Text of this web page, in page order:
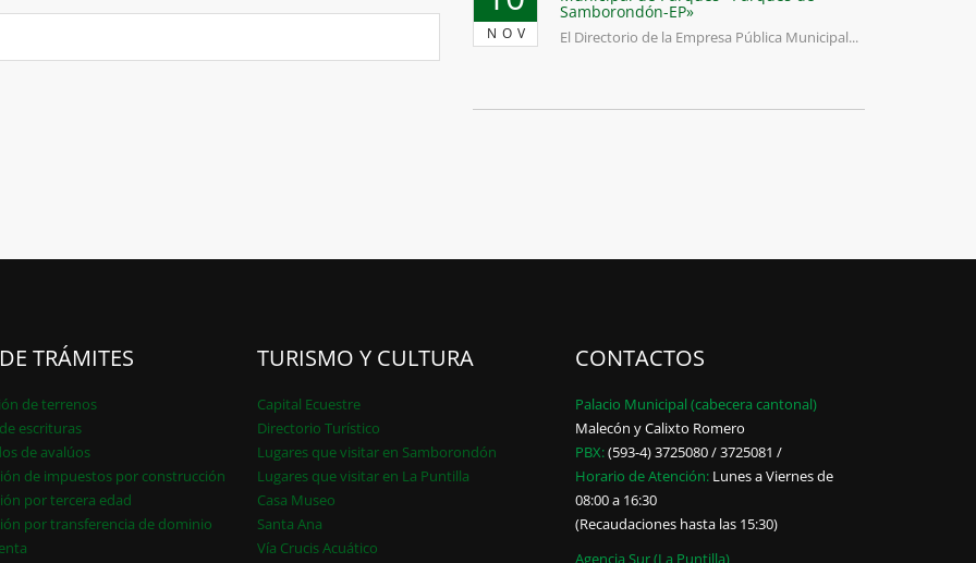
NOV
Samborondón-EP»
El Directorio de la Empresa Pública Municipal...
TRÁMITES
de terrenos
escrituras
de avalúos
de impuestos por construcción
por tercera edad
por transferencia de dominio
TURISMO Y CULTURA
Capital Ecuestre
Directorio Turístico
Lugares que visitar en Samborondón
Lugares que visitar en La Puntilla
Casa Museo
Santa Ana
Vía Crucis Acuático
CONTACTOS
Palacio Municipal (cabecera cantonal)
Malecón y Calixto Romero
PBX:(593-4) 3725080 / 3725081 /
Horario de Atención:Lunes a Viernes de
08:00 a 16:30
(Recaudaciones hasta las 15:30)
Agencia Sur (La Puntilla)